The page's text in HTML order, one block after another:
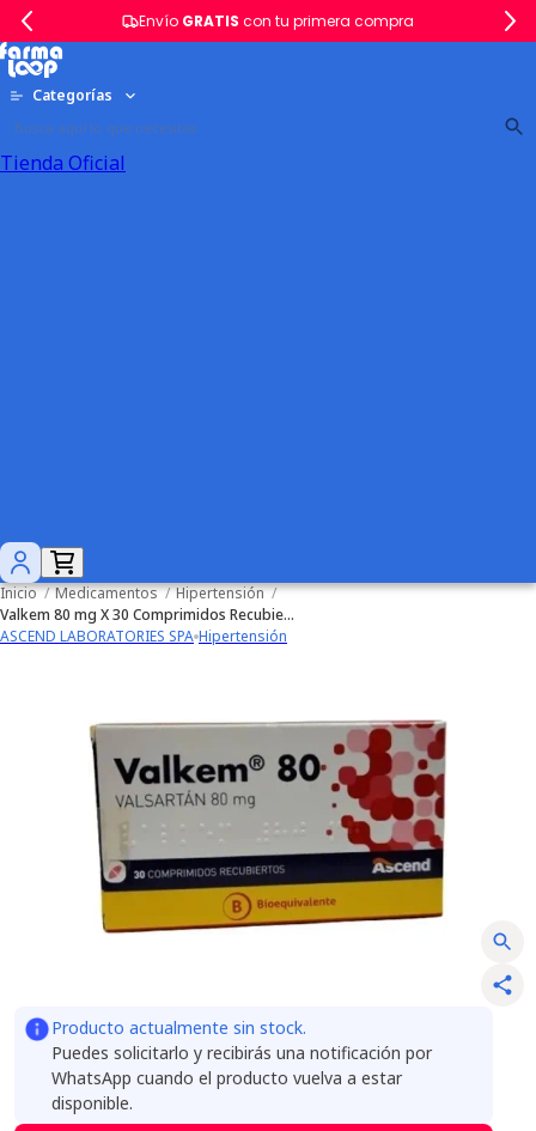
Envío GRATIS con tu primera compra
Categorías
Tienda Oficial
Inicio / Medicamentos / Hipertensión /
Valkem 80 mg X 30 Comprimidos Recubiertos
ASCEND LABORATORIES SPA Hipertensión
Producto actualmente sin stock.
Puedes solicitarlo y recibirás una notificación por
WhatsApp cuando el producto vuelva a estar
disponible.